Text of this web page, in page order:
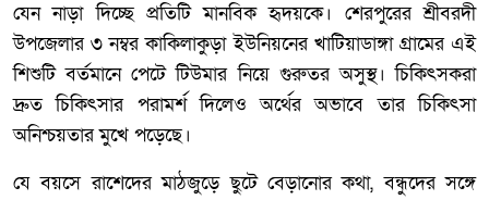
যেন নাড়া দিচ্ছে প্রতিটি মানবিক হৃদয়কে। শেরপুরের শ্রীবরদী
উপজেলার ৩ নম্বর কাকিলাকুড়া ইউনিয়নের খাটিয়াডাঙ্গা গ্রামের এই
শিশুটি বর্তমানে পেটে টিউমার নিয়ে গুরুতর অসুস্থ। চিকিৎসকরা
দ্রুত চিকিৎসার পরামর্শ দিলেও অর্থের অভাবে তার চিকিৎসা
অনিশ্চয়তার মুখে পড়েছে।
যে বয়সে রাশেদের মাঠজুড়ে ছুটে বেড়ানোর কথা, বন্ধুদের সঙ্গে